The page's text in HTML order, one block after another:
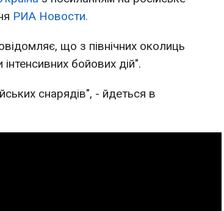
РИА Новости.
що з північних околиць
бойових дій".
снарядів", - йдеться в